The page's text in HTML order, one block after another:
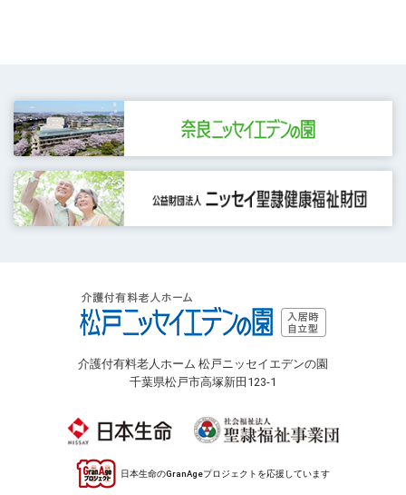
介護付有料老人ホーム 松戸ニッセイエデンの園
千葉県松戸市高塚新田123-1
日本生命のGranAgeプロジェクトを応援しています